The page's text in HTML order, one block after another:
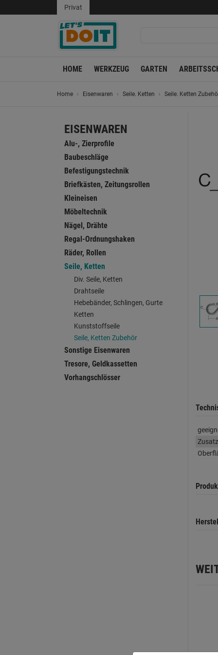
Privat
HOME WERKZEUG GARTEN
Home Eisenwaren Seile. Ketten Seile. Ketten
EISENWAREN
Alu-, Zierprofile
Baubeschläge
Befestigungstechnik
Briefkästen, Zeitungsrollen
Kleineisen
Möbeltechnik
Nägel, Drähte
Regal-Ordnungshaken
Räder, Rollen
Seile, Ketten
Div. Seile, Ketten
Drahtseile
Hebebänder, Schlingen, Gurte
Ketten
Kunststoffseile
Seile, Ketten Zubehör
Sonstige Eisenwaren
Tresore, Geldkassetten
Vorhangschlösser